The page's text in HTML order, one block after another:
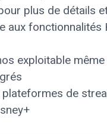
plus de détails
aux fonctionnalités
exploitable
de